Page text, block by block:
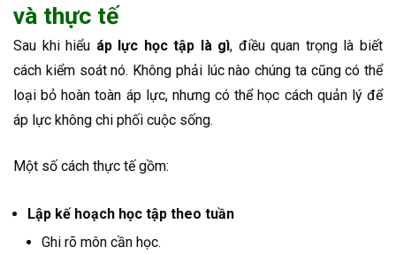
và thực tế
Sau khi hiểu áp lực học tập là gì, điều quan trọng là biết
cách kiểm soát nó. Không phải lúc nào chúng ta cũng có thể
loại bỏ hoàn toàn áp lực, nhưng có thể học cách quản lý để
áp lực không chi phối cuộc sống.
Một số cách thực tế gồm:
Lập kế hoạch học tập theo tuần
Ghi rõ môn cần học.